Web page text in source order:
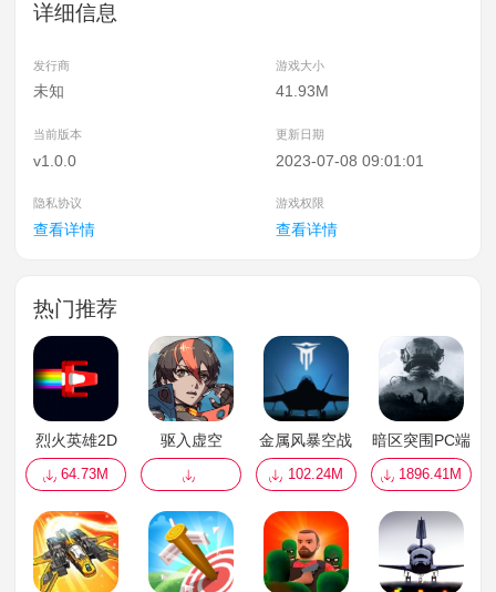
详细信息
发行商 游戏大小
未知 41.93M
当前版本 更新日期
v1.0.0 2023-07-08 09:01:01
隐私协议 游戏权限
查看详情 查看详情
热门推荐
烈火英雄2D
64.73M
驱入虚空 金属风暴空战
102.24M
暗区突围PC端
1896.41M